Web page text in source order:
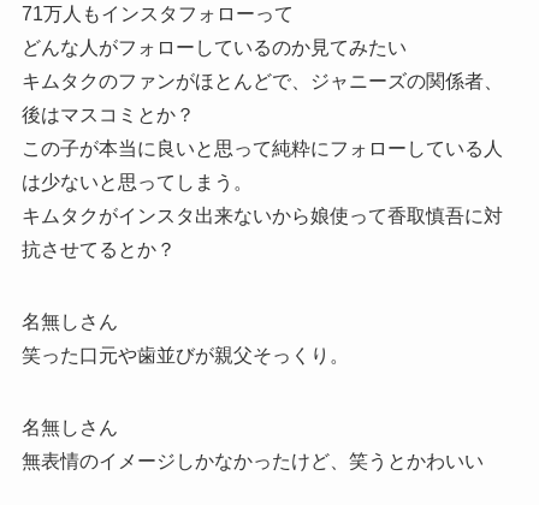
71万人もインスタフォローって
どんな人がフォローしているのか見てみたい
キムタクのファンがほとんどで、ジャニーズの関係者、
後はマスコミとか？
この子が本当に良いと思って純粋にフォローしている人
は少ないと思ってしまう。
キムタクがインスタ出来ないから娘使って香取慎吾に対
抗させてるとか？
名無しさん
笑った口元や歯並びが親父そっくり。
名無しさん
無表情のイメージしかなかったけど、笑うとかわいい